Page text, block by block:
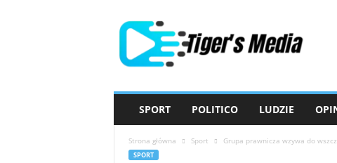
SPORT POLITICO LUDZIE
Strona główna Sport Grupa prawnicza wzywa do
SPORT